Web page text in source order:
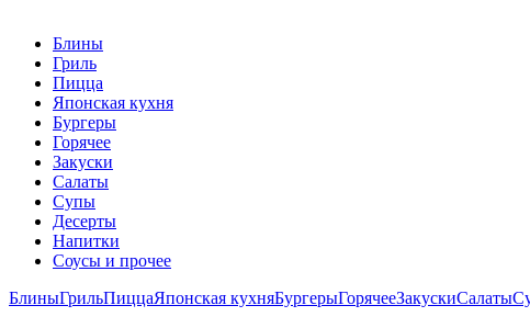
Блины
Гриль
Пицца
Японская кухня
Бургеры
Горячее
Закуски
Салаты
Супы
Десерты
Напитки
Соусы и прочее
БлиныГрильПиццаЯпонская кухняБургерыГорячееЗакускиСалаты